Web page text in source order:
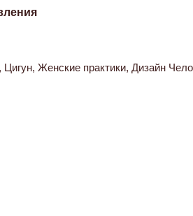
Женские практики, Дизайн